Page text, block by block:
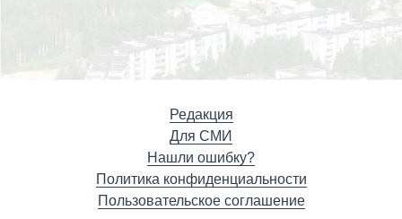
Редакция
Для СМИ
Нашли ошибку?
Политика конфиденциальности
Пользовательское соглашение